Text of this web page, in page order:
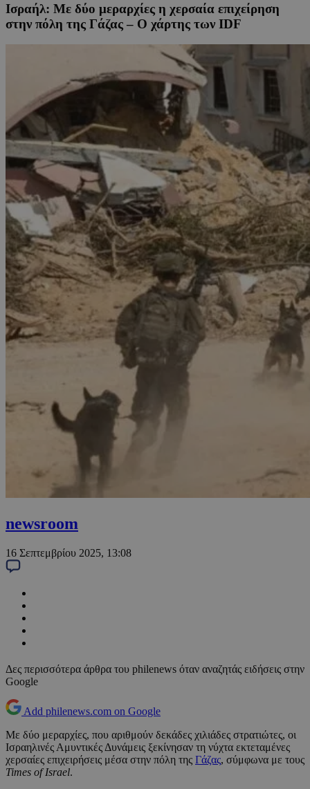
Ισραήλ: Με δύο μεραρχίες η χερσαία επιχείρηση
στην πόλη της Γάζας – Ο χάρτης των IDF
newsroom
16 Σεπτεμβρίου 2025, 13:08
Δες περισσότερα άρθρα του philenews όταν αναζητάς ειδήσεις στην
Google
Add philenews.com on Google
Με δύο μεραρχίες, που αριθμούν δεκάδες χιλιάδες στρατιώτες, οι
Ισραηλινές Αμυντικές Δυνάμεις ξεκίνησαν τη νύχτα εκτεταμένες
χερσαίες επιχειρήσεις μέσα στην πόλη της Γάζας, σύμφωνα με τους
Times of Israel.